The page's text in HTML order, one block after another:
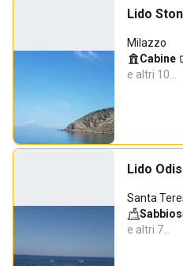
Lido
Milazzo
Cabine·
e altri 10…
Lido
Santa
e altri 7…